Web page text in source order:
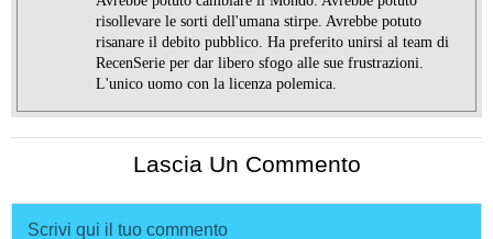
risollevare le sorti dell'umana stirpe. Avrebbe potuto
risanare il debito pubblico. Ha preferito unirsi al team di
RecenSerie per dar libero sfogo alle sue frustrazioni.
L'unico uomo con la licenza polemica.
Lascia Un Commento